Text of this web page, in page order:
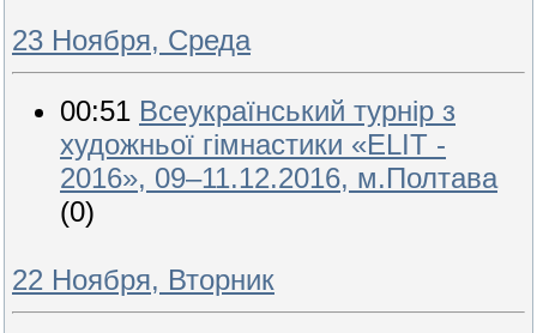
23 Ноября, Среда
00:51 Всеукраїнський турнір з
художньої гімнастики «ELIT -
2016», 09–11.12.2016, м.Полтава
(0)
22 Ноября, Вторник